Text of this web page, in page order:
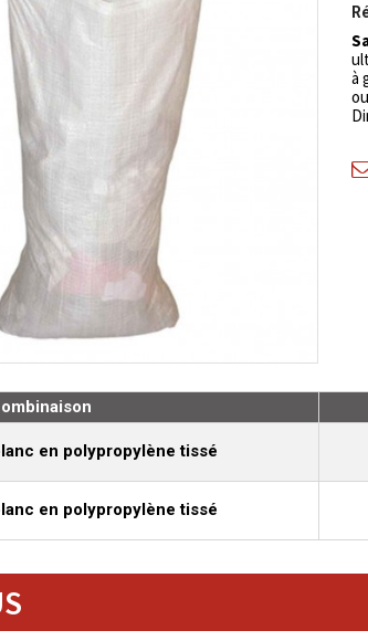
à
en polypropylène tissé
en polypropylène tissé